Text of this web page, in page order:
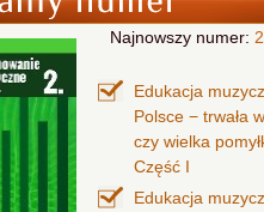
Najnowszy numer:
Edukacja
Polsce − trwała
czy wielka
Część I
Edukacja